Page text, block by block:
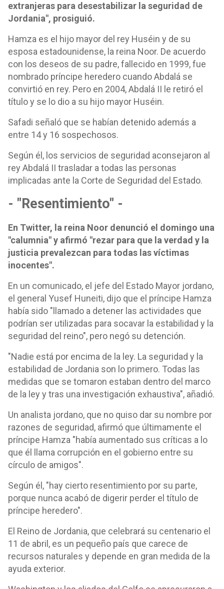
extranjeras para desestabilizar la seguridad de
Jordania", prosiguió.
Hamza es el hijo mayor del rey Huséin y de su
esposa estadounidense, la reina Noor. De acuerdo
con los deseos de su padre, fallecido en 1999, fue
nombrado príncipe heredero cuando Abdalá se
convirtió en rey. Pero en 2004, Abdalá II le retiró el
título y se lo dio a su hijo mayor Huséin.
Safadi señaló que se habían detenido además a
entre 14 y 16 sospechosos.
Según él, los servicios de seguridad aconsejaron al
rey Abdalá II trasladar a todas las personas
implicadas ante la Corte de Seguridad del Estado.
- "Resentimiento" -
En Twitter, la reina Noor denunció el domingo una
"calumnia" y afirmó "rezar para que la verdad y la
justicia prevalezcan para todas las víctimas
inocentes".
En un comunicado, el jefe del Estado Mayor jordano,
el general Yusef Huneiti, dijo que el príncipe Hamza
había sido "llamado a detener las actividades que
podrían ser utilizadas para socavar la estabilidad y la
seguridad del reino", pero negó su detención.
"Nadie está por encima de la ley. La seguridad y la
estabilidad de Jordania son lo primero. Todas las
medidas que se tomaron estaban dentro del marco
de la ley y tras una investigación exhaustiva", añadió.
Un analista jordano, que no quiso dar su nombre por
razones de seguridad, afirmó que últimamente el
príncipe Hamza "había aumentado sus críticas a lo
que él llama corrupción en el gobierno entre su
círculo de amigos".
Según él, "hay cierto resentimiento por su parte,
porque nunca acabó de digerir perder el título de
príncipe heredero".
El Reino de Jordania, que celebrará su centenario el
11 de abril, es un pequeño país que carece de
recursos naturales y depende en gran medida de la
ayuda exterior.